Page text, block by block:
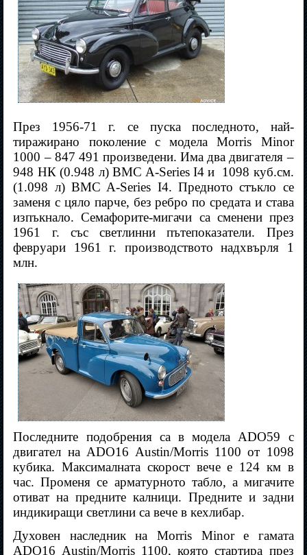
През 1956-71 г. се пуска последното, най-
тиражирано поколение с модела Morris Minor
1000 – 847 491 произведени. Има два двигателя –
948 НК (0.948 л) BMC A-Series I4 и 1098 куб.см.
(1.098 л) BMC A-Series I4. Предното стъкло се
заменя с цяло парче, без ребро по средата и става
изпъкнало. Семафорите-мигачи са сменени през
1961 г. със светлинни пътепоказатели. През
февруари 1961 г. производството надхвърля 1
млн.
Последните подобрения са в модела ADO59 с
двигател на ADO16 Austin/Morris 1100 от 1098
кубика. Максималната скорост вече е 124 км в
час. Променя се арматурното табло, а мигачите
отиват на предните калници. Предните и задни
индикиращи светлини са вече в кехлибар.
Духовен наследник на Morris Minor е гамата
ADO16 Austin/Morris 1100, която стартира през